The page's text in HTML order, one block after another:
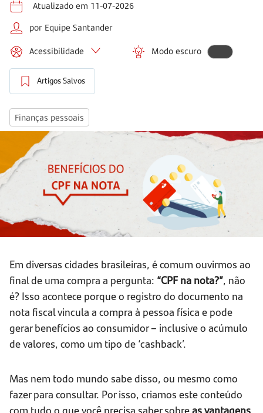
Atualizado em 11-07-2026
por Equipe Santander
Acessibilidade Modo escuro
Artigos Salvos
Finanças pessoais
Em diversas cidades brasileiras, é comum ouvirmos ao
final de uma compra a pergunta: “CPF na nota?”, não
é? Isso acontece porque o registro do documento na
nota fiscal vincula a compra à pessoa física e pode
gerar benefícios ao consumidor – inclusive o acúmulo
de valores, como um tipo de ‘cashback’.
Mas nem todo mundo sabe disso, ou mesmo como
fazer para consultar. Por isso, criamos este conteúdo
com tudo o que você precisa saber sobreas vantagens